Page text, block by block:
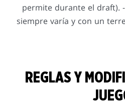
permite durante el draft).
siempre varía y con un
REGLAS Y